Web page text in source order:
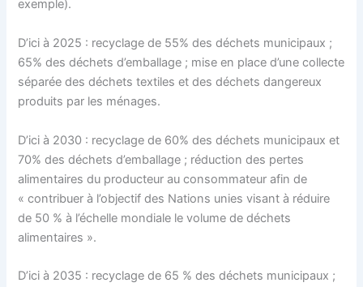
exemple).
D’ici à 2025 : recyclage de 55% des déchets municipaux ;
65% des déchets d’emballage ; mise en place d’une collecte
séparée des déchets textiles et des déchets dangereux
produits par les ménages.
D’ici à 2030 : recyclage de 60% des déchets municipaux et
70% des déchets d’emballage ; réduction des pertes
alimentaires du producteur au consommateur afin de
« contribuer à l’objectif des Nations unies visant à réduire
de 50 % à l’échelle mondiale le volume de déchets
alimentaires ».
D’ici à 2035 : recyclage de 65 % des déchets municipaux ;